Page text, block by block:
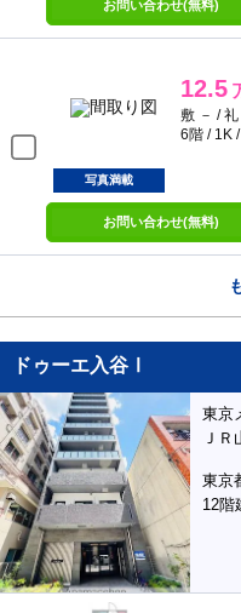
お問い合わせ(無料)
12.5
敷 － / 礼
6階 / 1K
写真満載
お問い合わせ(無料)
ドゥーエ入谷Ⅰ
東京
Ｊ
東京
12階